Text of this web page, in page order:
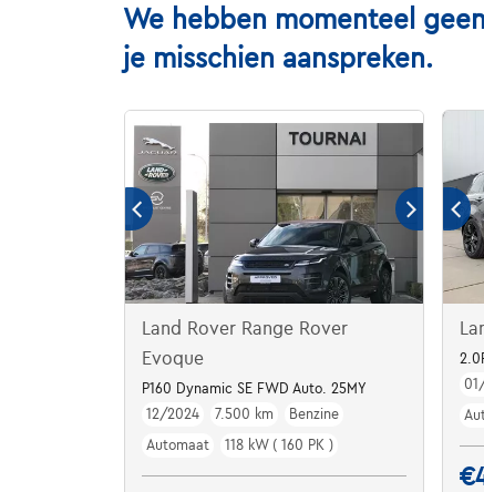
We hebben momenteel
je misschien aanspreken.
Land Rover Range Rover
Evoque
P160 Dynamic SE FWD Auto. 25MY
12/2024
7.500 km
Benzine
Automaat
118 kW ( 160 PK )